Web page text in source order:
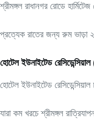
শ্রীমঙ্গল রাধানগর রোডে
প্রত্যেক রাতের জন্য রুম ভাড়া
হোটেল ইউনাইটেড
হোটেল ইউনাইটেড
যারা কম খরচে শ্রীমঙ্গল